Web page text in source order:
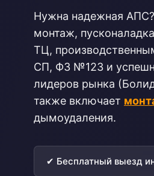
Нужна надежная
монтаж,
ТЦ,
СП, ФЗ №123 и
лидеров рынка
также включает
дымоудаления.
✔ Бесплатный выезд